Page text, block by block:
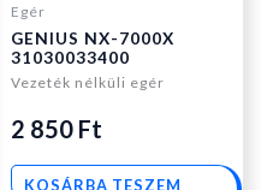
Egér
GENIUS NX-7000X
31030033400
Vezeték nélküli egér
2 850 Ft
KOSÁRBA TESZEM